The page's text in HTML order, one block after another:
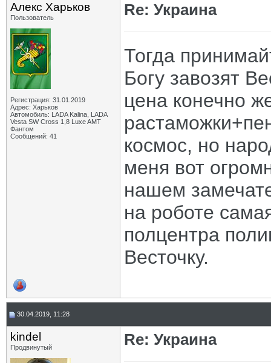
Алекс Харьков
Пользователь
Регистрация: 31.01.2019
Адрес: Харьков
Автомобиль: LADA Kalina, LADA
Vesta SW Cross 1,8 Luxe AMT
Фантом
Сообщений: 41
Re: Украина
Тогда
Богу завозят
цена конечно
космос, но
меня вот
нашем
на роботе
полцентра
Весточку.
30.04.2019, 11:28
kindel
Продвинутый Re: Украина